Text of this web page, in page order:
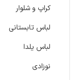
کراپ و شلوار
لباس تابستانی
لباس یلدا
نوزادی